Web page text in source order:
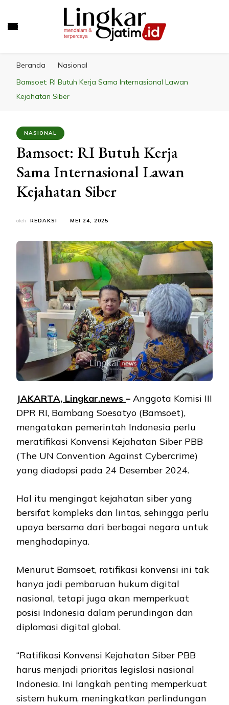
Beranda
Nasional
Bamsoet: RI Butuh Kerja Sama Internasional Lawan
Kejahatan Siber
NASIONAL
Bamsoet: RI Butuh Kerja
Sama Internasional Lawan
Kejahatan Siber
oleh REDAKSI MEI 24, 2025
JAKARTA, Lingkar.news – Anggota Komisi III
DPR RI, Bambang Soesatyo (Bamsoet),
mengatakan pemerintah Indonesia perlu
meratifikasi Konvensi Kejahatan Siber PBB
(The UN Convention Against Cybercrime)
yang diadopsi pada 24 Desember 2024.
Hal itu mengingat kejahatan siber yang
bersifat kompleks dan lintas, sehingga perlu
upaya bersama dari berbagai negara untuk
menghadapinya.
Menurut Bamsoet, ratifikasi konvensi ini tak
hanya jadi pembaruan hukum digital
nasional, tetapi juga akan memperkuat
posisi Indonesia dalam perundingan dan
diplomasi digital global.
“Ratifikasi Konvensi Kejahatan Siber PBB
harus menjadi prioritas legislasi nasional
Indonesia. Ini langkah penting memperkuat
sistem hukum, meningkatkan perlindungan